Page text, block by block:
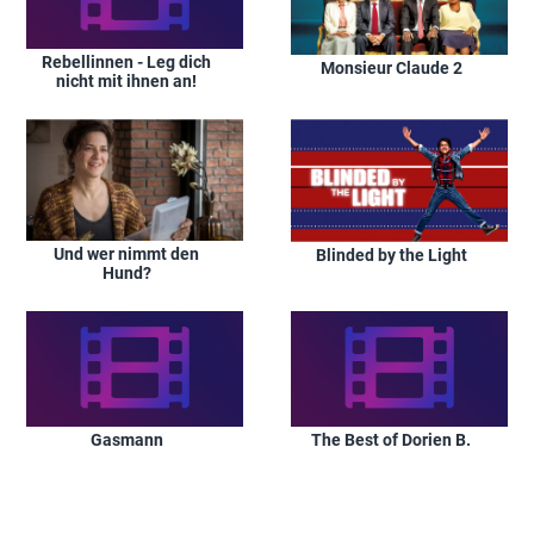
Rebellinnen - Leg dich
nicht mit ihnen an!
Monsieur Claude 2
Und wer nimmt den
Hund?
Blinded by the Light
Gasmann The Best of Dorien B.